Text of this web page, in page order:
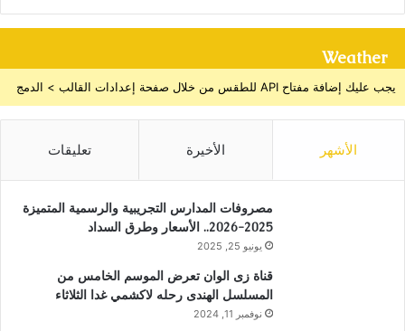
Weather
يجب عليك إضافة مفتاح API للطقس من خلال صفحة إعدادات القالب > الدمج
الأشهر الأخيرة تعليقات
مصروفات المدارس التجريبية والرسمية المتميزة
2025-2026.. الأسعار وطرق السداد
يونيو 25, 2025
قناة زى الوان تعرض الموسم الخامس من
المسلسل الهندى رحله لاكشمي غدا الثلاثاء
نوفمبر 11, 2024